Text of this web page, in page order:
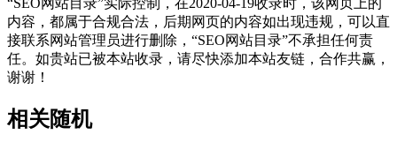
内容，都属于合规合法，后期网页的内容如出现违规，可以直
接联系网站管理员进行删除，“SEO网站目录”不承担任何责
任。如贵站已被本站收录，请尽快添加本站友链，合作共赢，
谢谢！
相关随机